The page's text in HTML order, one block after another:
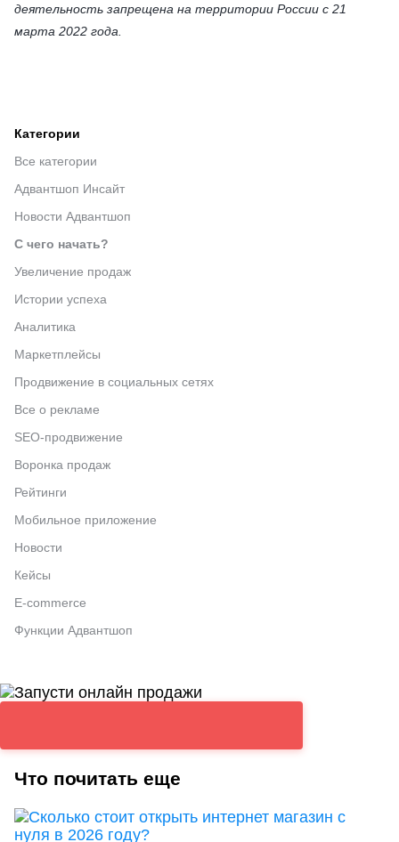
Категории
Все категории
Адвантшоп Инсайт
Новости Адвантшоп
С чего начать?
Увеличение продаж
Истории успеха
Аналитика
Маркетплейсы
Продвижение в социальных сетях
Все о рекламе
SEO-продвижение
Воронка продаж
Рейтинги
Мобильное приложение
Новости
Кейсы
E-commerce
Функции Адвантшоп
деятельность запрещена на территории России с 21
марта 2022 года.
Что почитать еще